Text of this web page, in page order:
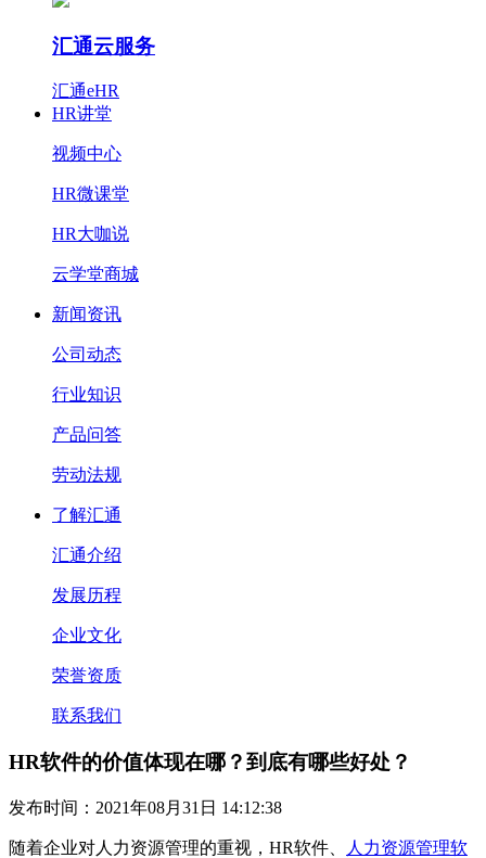
汇通云服务
汇通eHR
HR讲堂
视频中心
HR微课堂
HR大咖说
云学堂商城
新闻资讯
公司动态
行业知识
产品问答
劳动法规
了解汇通
汇通介绍
发展历程
企业文化
荣誉资质
联系我们
HR软件的价值体现在哪？到底有哪些好处？
发布时间：2021年08月31日 14:12:38
随着企业对人力资源管理的重视， HR软件、
人力资源管理软